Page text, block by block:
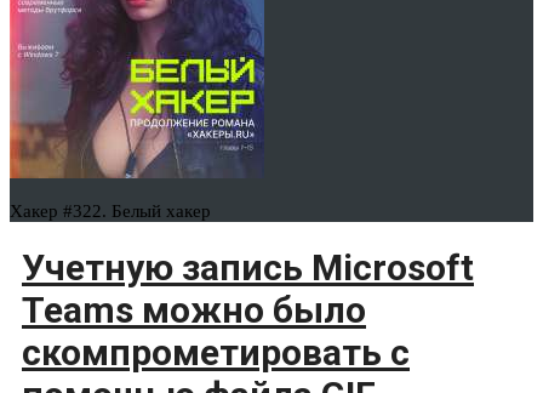
Хакер #322. Белый хакер
Учетную запись Microsoft
Teams можно было
скомпрометировать с